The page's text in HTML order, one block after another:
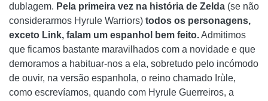
dublagem. Pela primeira vez na história de Zelda (se não
considerarmos Hyrule Warriors) todos os personagens,
exceto Link, falam um espanhol bem feito.Admitimos
que ficamos bastante maravilhados com a novidade e que
demoramos a habituar-nos a ela, sobretudo pelo incómodo
de ouvir, na versão espanhola, o reino chamado Irùle,
como escrevíamos, quando com Hyrule Guerreiros, a